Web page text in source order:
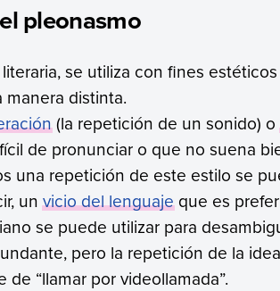
pleonasmo
se utiliza con fines
distinta.
(la repetición de un sonido) o
de pronunciar o que no suena
una repetición de este estilo se
unvicio del lenguajeque es
se puede utilizar para
pero la repetición de la
de “llamar por videollamada”.